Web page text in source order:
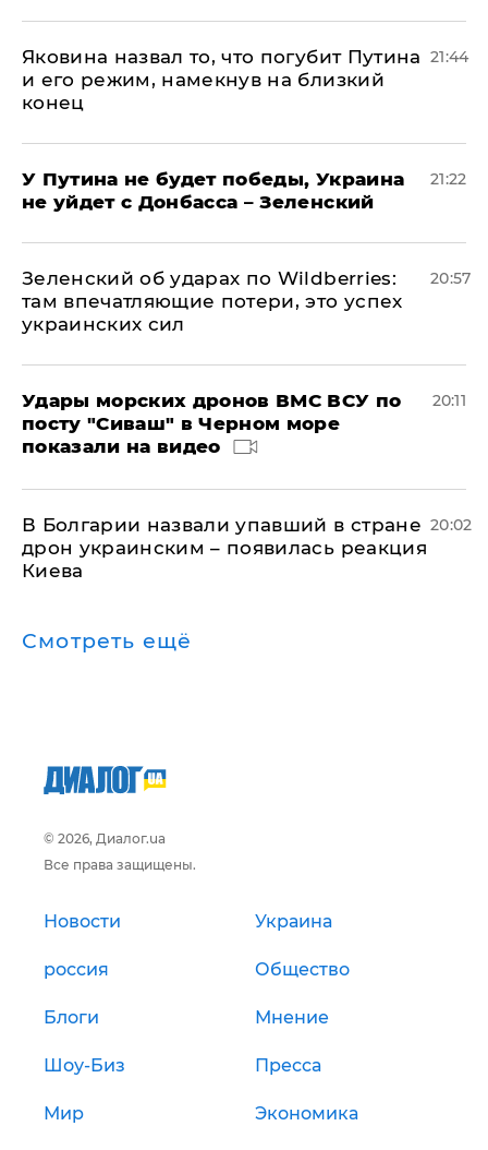
Яковина назвал то, что погубит Путина
и его режим, намекнув на близкий
конец
21:44
У Путина не будет победы, Украина
не уйдет с Донбасса – Зеленский
21:22
Зеленский об ударах по Wildberries:
там впечатляющие потери, это успех
украинских сил
20:57
Удары морских дронов ВМС ВСУ по
посту "Сиваш" в Черном море
показали на видео
20:11
В Болгарии назвали упавший в стране
дрон украинским – появилась реакция
Киева
20:02
Смотреть ещё
© 2026, Диалог.ua
Все права защищены.
Новости Украина
россия Общество
Блоги Мнение
Шоу-Биз Пресса
Мир Экономика